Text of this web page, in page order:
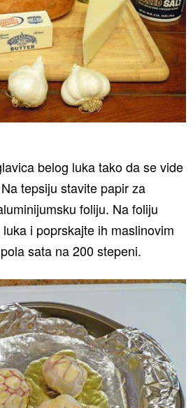
belog luka tako da se vide
tepsiju stavite papir za
foliju. Na foliju
i poprskajte ih maslinovim
sata na 200 stepeni.